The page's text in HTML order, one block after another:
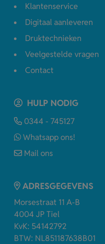
Klantenservice
Digitaal aanleveren
Druktechnieken
Veelgestelde vragen
Contact
HULP NODIG
0344 - 745127
Whatsapp ons!
Mail ons
ADRESGEGEVENS
Morsestraat 11 A-B
4004 JP Tiel
KvK: 54142792
BTW: NL851187638B01